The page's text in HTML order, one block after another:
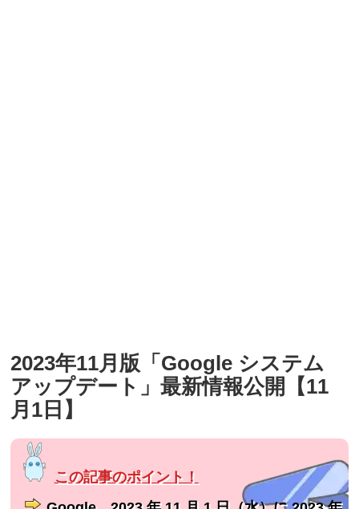
2023年11月版「Google システム
アップデート」最新情報公開【11
月1日】